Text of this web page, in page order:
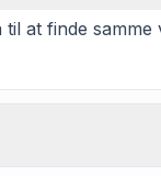
at finde